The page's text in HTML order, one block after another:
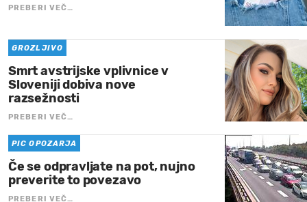
PREBERI VEČ…
GROZLJIVO
Smrt avstrijske vplivnice v
Sloveniji dobiva nove
razsežnosti
PREBERI VEČ…
PIC OPOZARJA
Če se odpravljate na pot, nujno
preverite to povezavo
PREBERI VEČ…